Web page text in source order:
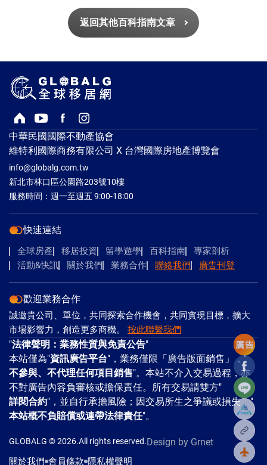
返回其他百科指南文章
Line
複製
回到
回首頁Youtube頻道
Facebook粉絲專頁
Instagram
中華民國國際不動產協會
維特利國際商務有限公司 X 台灣國際房地產博覽會
info@globalg.com.tw
新北市林口區公園路203號10樓
服務時間：週一至週五 9:00-18:00
快速連結
全球房產 移居投資 留學遊學 百科指南
專家剖析
活動&快訊
關於我們 業務合作 聯絡我們 廣告刊登
歡迎業務合作
誠邀貴公司、單位，共同探索合作機會，共同實現目標，擴大
市場影響力，創造更多商機。 按此聯繫我們
"法律聲明：業務性質與免責公告"
本站僅為"資訊廣告平台"，業務僅限「廣告版面銷售」，"
不參與、不代理任何項目銷售"。本站不介入交易過程，亦
不對廣告內容負審核或擔保責任。所有交易請雙方"
詳閱合約"，並自行承擔風險；因交易所生之爭議或損失，"
本站概不負賠償或連帶法律責任"。
GLOBALG © 2026.All rights reserved.Design by Grnet
關於我們 會員條款 隱私權聲明